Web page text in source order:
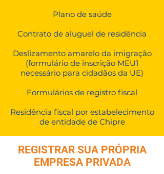
Plano de saúde
Contrato de aluguel de residência
Deslizamento amarelo da imigração
(formulário de inscrição MEU1
necessário para cidadãos da UE)
Formulários de registro fiscal
Residência fiscal por estabelecimento
de entidade de Chipre
REGISTRAR SUA PRÓPRIA
EMPRESA PRIVADA